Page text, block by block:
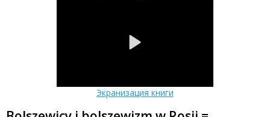
Экранизация книги